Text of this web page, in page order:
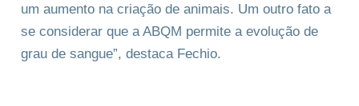
um aumento na criação de animais. Um outro fato a
se considerar que a ABQM permite a evolução de
grau de sangue”, destaca Fechio.